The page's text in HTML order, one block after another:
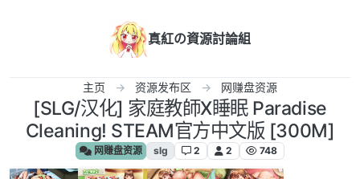
真紅の資源討論組
主页 资源发布区 网赚盘资源
[SLG/汉化] 家庭教師X睡眠 Paradise
Cleaning! STEAM官方中文版 [300M]
网赚盘资源 slg 2 2 748